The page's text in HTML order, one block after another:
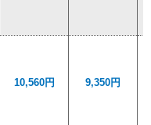
10,560円 9,350円
10,560円 9,350円